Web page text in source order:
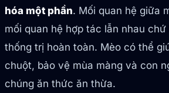
hóa một phần. Mối quan hệ giữa
mối quan hệ hợp tác lẫn nhau
thống trị hoàn toàn. Mèo có thể
chuột, bảo vệ mùa màng và con
chúng ăn thức ăn thừa.